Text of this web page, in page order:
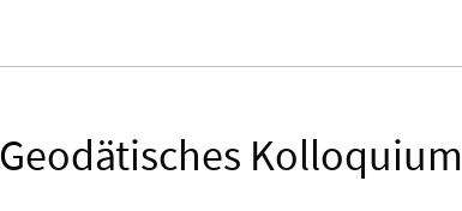
Geodätisches Kolloquium